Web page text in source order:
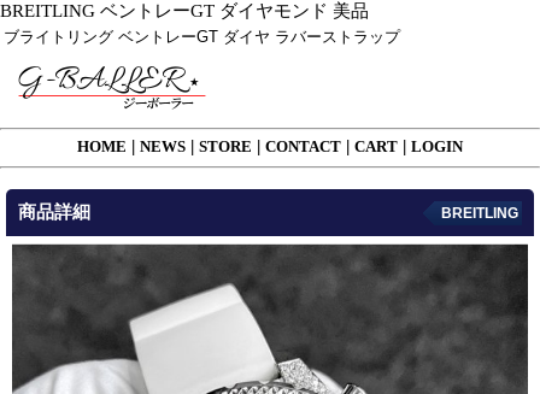
BREITLING ベントレーGT ダイヤモンド 美品
ブライトリング ベントレーGT ダイヤ ラバーストラップ
HOME NEWS STORE CONTACT CART LOGIN
商品詳細 BREITLING